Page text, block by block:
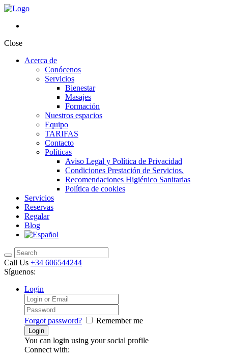
Close
Acerca de
Conócenos
Servicios
Bienestar
Masajes
Formación
Nuestros espacios
Equipo
TARIFAS
Contacto
Políticas
Aviso Legal y Política de Privacidad
Condiciones Prestación de Servicios.
Recomendaciones Higiénico Sanitarias
Política de cookies
Servicios
Reservas
Regalar
Blog
Call Us +34 606544244
Síguenos:
Login
Forgot password? Remember me
You can login using your social profile
Connect with: